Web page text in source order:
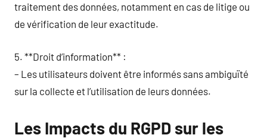
traitement des données, notamment en cas de litige ou
de vérification de leur exactitude.
5. **Droit d’information** :
– Les utilisateurs doivent être informés sans ambiguïté
sur la collecte et l’utilisation de leurs données.
Les Impacts du RGPD sur les